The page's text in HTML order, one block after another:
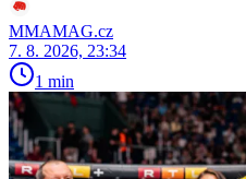
MMAMAG.cz
7. 8. 2026, 23:34
1 min